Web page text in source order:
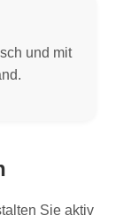
und mit
Sie aktiv